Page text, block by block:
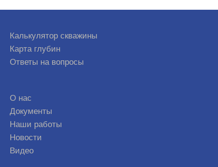
Калькулятор скважины
Карта глубин
Ответы на вопросы
О нас
Документы
Наши работы
Новости
Видео